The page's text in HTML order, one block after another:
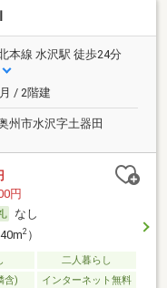
本線 水沢駅 徒歩24分
/ 2階建
州市水沢字土器田
円
なし
2）
二人暮らし
含) インターネット無料